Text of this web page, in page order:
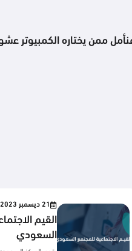
ممن يختاره الكمبيوتر
21 ديسمبر 2023
القيم
السعودي